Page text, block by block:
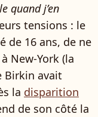
quand j’en
tensions : le
de 16 ans, de ne
New-York (la
Birkin avait
la disparition
de son côté la